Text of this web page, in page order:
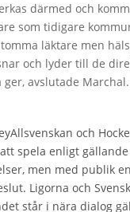
därmed och
som tidigare
läktare men
och lyder till de
avslutade Marchal.
och
spela enligt gällande
men med publik
Ligorna och
står i nära dialog